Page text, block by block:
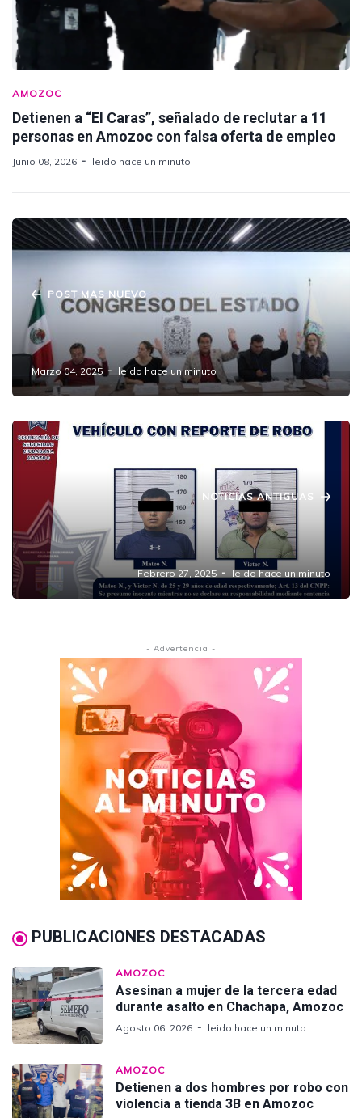
AMOZOC
Detienen a “El Caras”, señalado de reclutar a 11
personas en Amozoc con falsa oferta de empleo
Junio 08, 2026 leido hace un minuto
POST MAS NUEVO
Aprobada la creación de la Universidad de
las Ciencias Policiales en Puebla
Marzo 04, 2025 leido hace un minuto
NOTICIAS ANTIGUAS
Detenidos en Amozoc por portación de
arma y vehículo robado
Febrero 27, 2025 leido hace un minuto
- Advertencia -
PUBLICACIONES DESTACADAS
AMOZOC
Asesinan a mujer de la tercera edad
durante asalto en Chachapa, Amozoc
Agosto 06, 2026 leido hace un minuto
AMOZOC
Detienen a dos hombres por robo con
violencia a tienda 3B en Amozoc